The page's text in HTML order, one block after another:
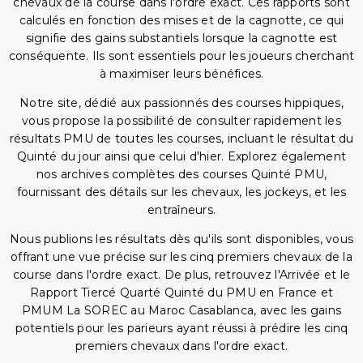
calculés en fonction des mises et de la cagnotte, ce qui
signifie des gains substantiels lorsque la cagnotte est
conséquente. Ils sont essentiels pour les joueurs cherchant
à maximiser leurs bénéfices.
Notre site, dédié aux passionnés des courses hippiques,
vous propose la possibilité de consulter rapidement les
résultats PMU de toutes les courses, incluant le résultat du
Quinté du jour ainsi que celui d'hier. Explorez également
nos archives complètes des courses Quinté PMU,
fournissant des détails sur les chevaux, les jockeys, et les
entraîneurs.
Nous publions les résultats dès qu'ils sont disponibles, vous
offrant une vue précise sur les cinq premiers chevaux de la
course dans l'ordre exact. De plus, retrouvez l'Arrivée et le
Rapport Tiercé Quarté Quinté du PMU en France et
PMUM La SOREC au Maroc Casablanca, avec les gains
potentiels pour les parieurs ayant réussi à prédire les cinq
premiers chevaux dans l'ordre exact.